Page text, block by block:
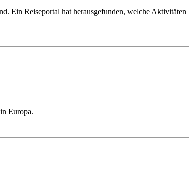
Ein Reiseportal hat herausgefunden, welche
Europa.